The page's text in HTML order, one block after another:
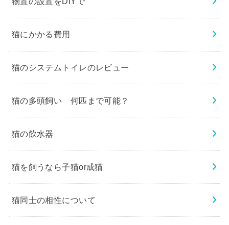
猫にかかる費用
猫のシステムトイレのレビュー
猫の多頭飼い 何匹まで可能？
猫の飲水器
猫を飼うなら子猫or成猫
猫同士の相性について